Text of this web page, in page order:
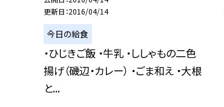
更新日 2016/04/14
今日の給食
・ひじきご飯 ・牛乳 ・ししゃもの二色
揚げ（磯辺・カレー） ・ごま和え ・大根
と...